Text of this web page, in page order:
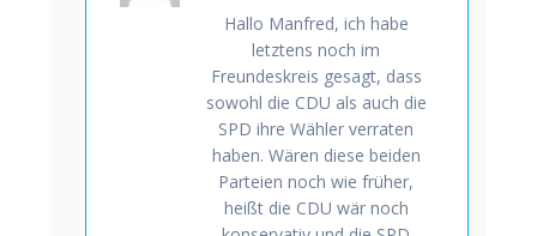
Hallo Manfred, ich habe
letztens noch im
Freundeskreis gesagt, dass
sowohl die CDU als auch die
SPD ihre Wähler verraten
haben. Wären diese beiden
Parteien noch wie früher,
heißt die CDU wär noch